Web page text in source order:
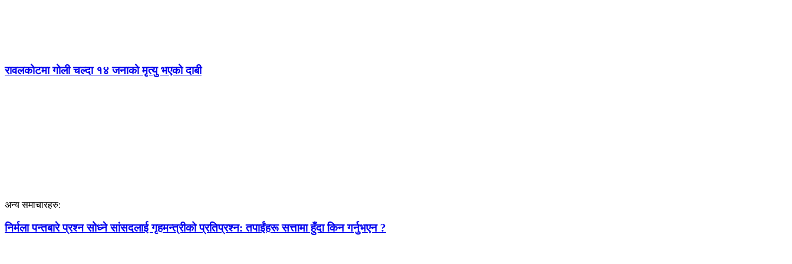
रावलकोटमा गोली चल्दा १४ जनाको मृत्यु भएको दाबी
अन्य समाचारहरु:
निर्मला पन्तबारे प्रश्न सोध्ने सांसदलाई गृहमन्त्रीको प्रतिप्रश्न: तपाईंहरू सत्तामा हुँदा किन गर्नुभएन ?